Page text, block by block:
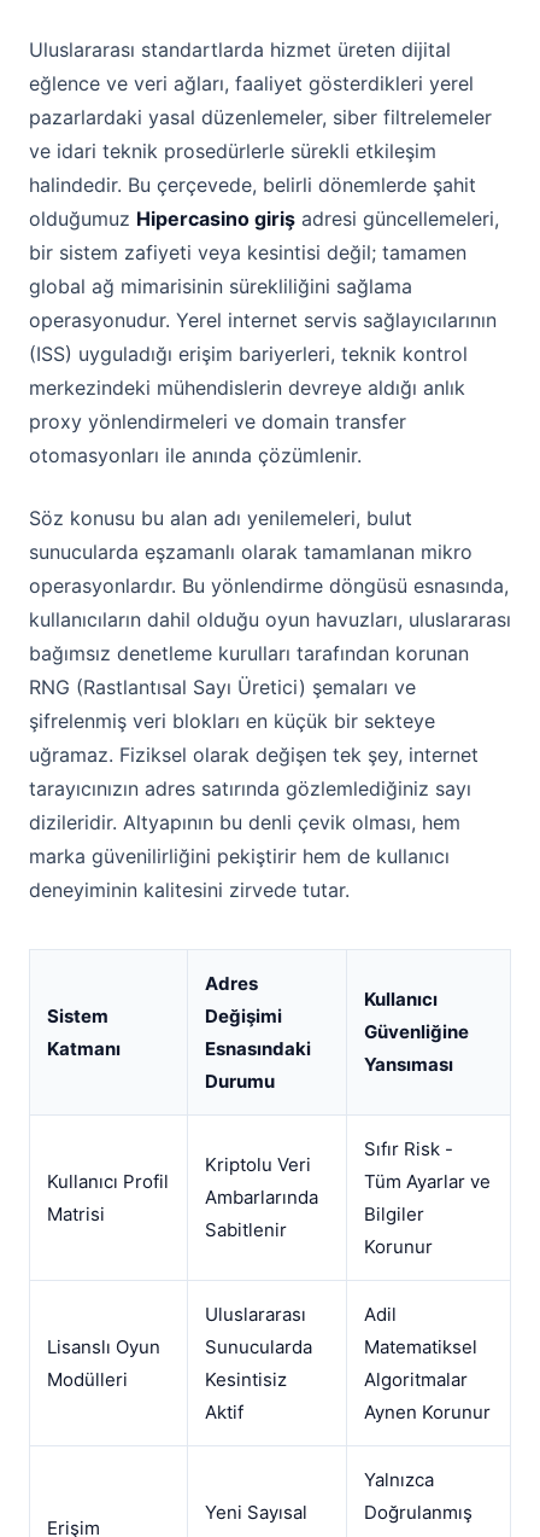
Uluslararası standartlarda hizmet üreten dijital
eğlence ve veri ağları, faaliyet gösterdikleri yerel
pazarlardaki yasal düzenlemeler, siber filtrelemeler
ve idari teknik prosedürlerle sürekli etkileşim
halindedir. Bu çerçevede, belirli dönemlerde şahit
olduğumuz Hipercasino giriş adresi güncellemeleri,
bir sistem zafiyeti veya kesintisi değil; tamamen
global ağ mimarisinin sürekliliğini sağlama
operasyonudur. Yerel internet servis sağlayıcılarının
(ISS) uyguladığı erişim bariyerleri, teknik kontrol
merkezindeki mühendislerin devreye aldığı anlık
proxy yönlendirmeleri ve domain transfer
otomasyonları ile anında çözümlenir.
Söz konusu bu alan adı yenilemeleri, bulut
sunucularda eşzamanlı olarak tamamlanan mikro
operasyonlardır. Bu yönlendirme döngüsü esnasında,
kullanıcıların dahil olduğu oyun havuzları, uluslararası
bağımsız denetleme kurulları tarafından korunan
RNG (Rastlantısal Sayı Üretici) şemaları ve
şifrelenmiş veri blokları en küçük bir sekteye
uğramaz. Fiziksel olarak değişen tek şey, internet
tarayıcınızın adres satırında gözlemlediğiniz sayı
dizileridir. Altyapının bu denli çevik olması, hem
marka güvenilirliğini pekiştirir hem de kullanıcı
deneyiminin kalitesini zirvede tutar.
Sistem
Katmanı
Adres
Değişimi
Esnasındaki
Durumu
Kullanıcı
Güvenliğine
Yansıması
Kullanıcı Profil
Matrisi
Kriptolu Veri
Ambarlarında
Sabitlenir
Sıfır Risk -
Tüm Ayarlar ve
Bilgiler
Korunur
Lisanslı Oyun
Modülleri
Uluslararası
Sunucularda
Kesintisiz
Aktif
Adil
Matematiksel
Algoritmalar
Aynen Korunur
Erişim
Yeni Sayısal
Yalnızca
Doğrulanmış